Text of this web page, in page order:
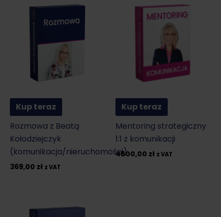
Kup teraz
Rozmowa z Beatą
Kołodziejczyk
(komunikacja/nieruchomości)
369,00 zł z VAT
Kup teraz
Mentoring strategiczny
1:1 z komunikacji
4800,00 zł z VAT